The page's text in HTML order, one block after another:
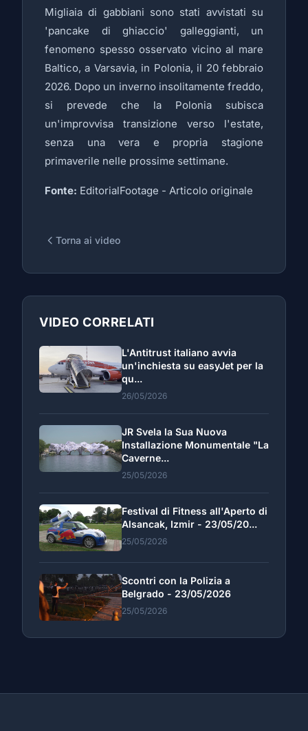
Migliaia di gabbiani sono stati avvistati su
'pancake di ghiaccio' galleggianti, un
fenomeno spesso osservato vicino al mare
Baltico, a Varsavia, in Polonia, il 20 febbraio
2026. Dopo un inverno insolitamente freddo,
si prevede che la Polonia subisca
un'improvvisa transizione verso l'estate,
senza una vera e propria stagione
primaverile nelle prossime settimane.
Fonte: EditorialFootage - Articolo originale
Torna ai video
VIDEO CORRELATI
L'Antitrust italiano avvia
un'inchiesta su easyJet per la
qu...
26/05/2026
JR Svela la Sua Nuova
Installazione Monumentale "La
Caverne...
25/05/2026
Festival di Fitness all'Aperto di
Alsancak, Izmir - 23/05/20...
25/05/2026
Scontri con la Polizia a
Belgrado - 23/05/2026
25/05/2026